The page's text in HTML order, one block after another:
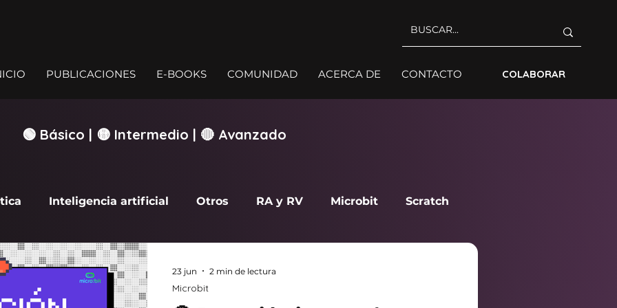
PUBLICACIONES E-BOOKS COMUNIDAD ACERCA DE CONTACTO COLABORAR
🟢 Básico | 🟡 Intermedio | 🔴 Avanzado
Inteligencia artificial Otros RA y RV Microbit Scratch
Microbit
23 jun 2 min de lectura